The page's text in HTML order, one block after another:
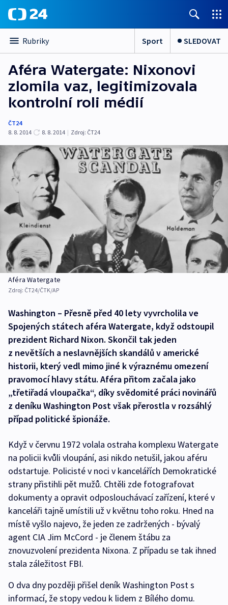
Rubriky Sport SLEDOVAT
Aféra Watergate: Nixonovi
zlomila vaz, legitimizovala
kontrolní roli médií
ČT24
8. 8. 2014
8. 8. 2014 | Zdroj: ČT24
Aféra Watergate
Zdroj: ČT24/ČTK/AP
Washington – Přesně před 40 lety vyvrcholila ve
Spojených státech aféra Watergate, když odstoupil
prezident Richard Nixon. Skončil tak jeden
z nevětších a neslavnějších skandálů v americké
historii, který vedl mimo jiné k výraznému omezení
pravomocí hlavy státu. Aféra přitom začala jako
„třetiřadá vloupačka“, díky svědomité práci novinářů
z deníku Washington Post však přerostla v rozsáhlý
případ politické špionáže.
Když v červnu 1972 volala ostraha komplexu Watergate
na policii kvůli vloupání, asi nikdo netušil, jakou aféru
odstartuje. Policisté v noci v kancelářích Demokratické
strany přistihli pět mužů. Chtěli zde fotografovat
dokumenty a opravit odposlouchávací zařízení, které v
kanceláři tajně umístili už v květnu toho roku. Hned na
místě vyšlo najevo, že jeden ze zadržených - bývalý
agent CIA Jim McCord - je členem štábu za
znovuzvolení prezidenta Nixona. Z případu se tak ihned
stala záležitost FBI.
O dva dny později přišel deník Washington Post s
informací, že stopy vedou k lidem z Bílého domu.